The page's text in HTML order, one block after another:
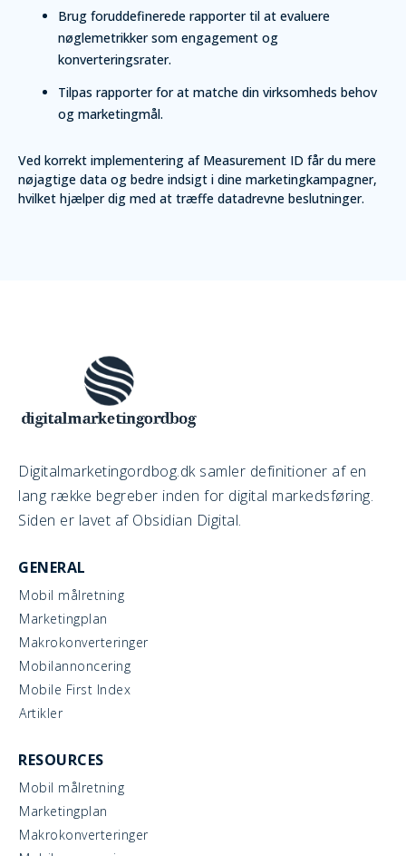
Brug foruddefinerede rapporter til at evaluere
nøglemetrikker som engagement og
konverteringsrater.
Tilpas rapporter for at matche din virksomheds behov
og marketingmål.
Ved korrekt implementering af Measurement ID får du mere
nøjagtige data og bedre indsigt i dine marketingkampagner,
hvilket hjælper dig med at træffe datadrevne beslutninger.
Digitalmarketingordbog.dk samler definitioner af en
lang række begreber inden for digital markedsføring.
Siden er lavet af Obsidian Digital.
GENERAL
Mobil målretning
Marketingplan
Makrokonverteringer
Mobilannoncering
Mobile First Index
Artikler
RESOURCES
Mobil målretning
Marketingplan
Makrokonverteringer